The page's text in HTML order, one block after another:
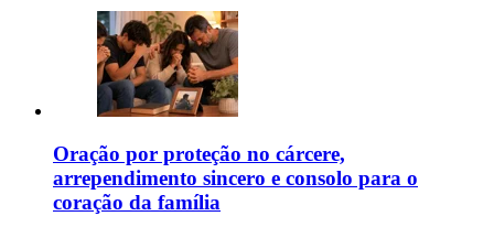
Oração por proteção no cárcere,
arrependimento sincero e consolo para o
coração da família